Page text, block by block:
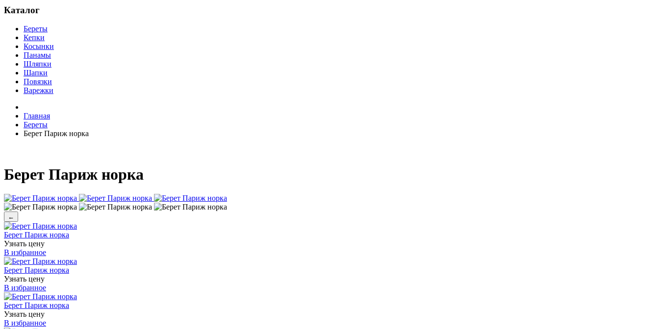
Каталог
Береты
Кепки
Косынки
Панамы
Шляпки
Шапки
Повязки
Варежки
Главная
Береты
Берет Париж норка
Берет Париж норка
←
Берет Париж норка
Узнать цену
В избранное
Берет Париж норка
Узнать цену
В избранное
Берет Париж норка
Узнать цену
В избранное